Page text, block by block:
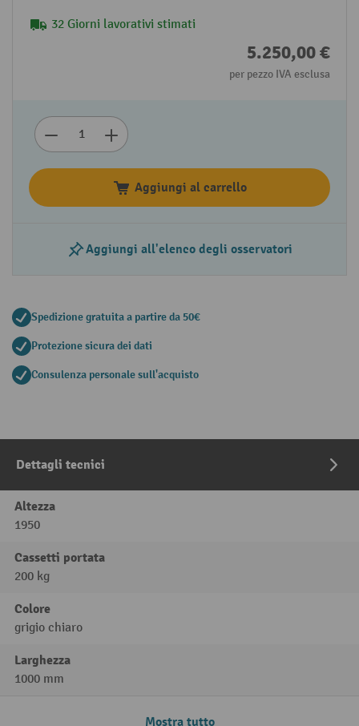
32 Giorni lavorativi stimati
5.250,00 €
per pezzo IVA esclusa
Aggiungi al carrello
Aggiungi all'elenco degli osservatori
Spedizione gratuita a partire da 50€
Protezione sicura dei dati
Consulenza personale sull'acquisto
Dettagli tecnici
Altezza
1950
Cassetti portata
200 kg
Colore
grigio chiaro
Larghezza
1000 mm
Mostra tutto